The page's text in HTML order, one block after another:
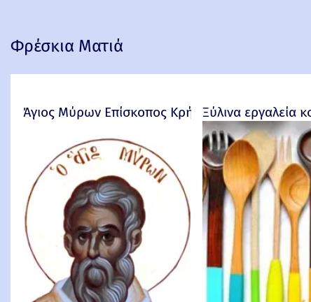
Φρέσκια Ματιά
Άγιος Μύρων Επίσκοπος ΚρήτηςΞύλινα εργαλεία